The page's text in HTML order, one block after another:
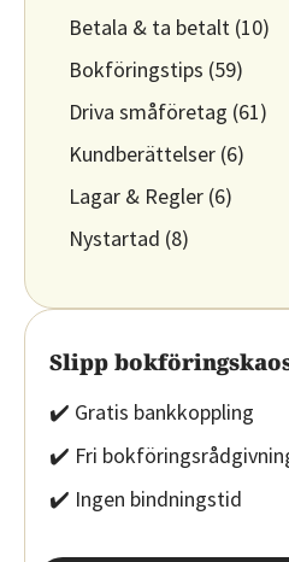
Betala & ta betalt (10)
Bokföringstips (59)
Driva småföretag (61)
Kundberättelser (6)
Lagar & Regler (6)
Nystartad (8)
Slipp
✔️ Gratis bankkoppling
✔️ Fri
✔️ Ingen bindningstid